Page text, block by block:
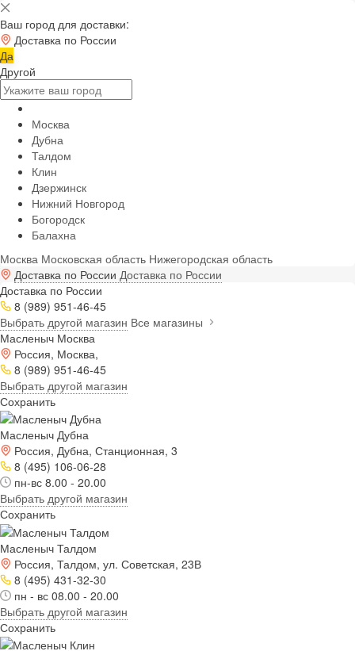
Ваш город для доставки:
Доставка по России
Да
Другой
Москва
Дубна
Талдом
Клин
Дзержинск
Нижний Новгород
Богородск
Балахна
Москва Московская область Нижегородская область
Доставка по России Доставка по России
Доставка по России
8 (989) 951-46-45
Выбрать другой магазин Все магазины
Масленыч Москва
Россия, Москва,
8 (989) 951-46-45
Выбрать другой магазин
Сохранить
Масленыч Дубна
Россия, Дубна, Станционная, 3
8 (495) 106-06-28
пн-вс 8.00 - 20.00
Выбрать другой магазин
Сохранить
Масленыч Талдом
Россия, Талдом, ул. Советская, 23В
8 (495) 431-32-30
пн - вс 08.00 - 20.00
Выбрать другой магазин
Сохранить